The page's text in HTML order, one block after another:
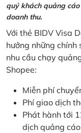
quý khách quảng
doanh thu.
Với thẻ BIDV Visa
hưởng những
nhu cầu chạy
Shopee:
Miễn phí
Phí giao dịch
Phát hành tới
dịch quảng